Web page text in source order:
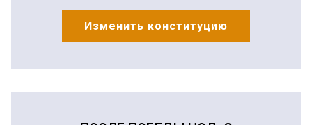
Изменить конституцию